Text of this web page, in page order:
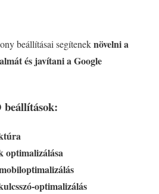
beállításai segíteneknövelni a
és javítani a Google
beállítások:
optimalizálása
optimalizálás